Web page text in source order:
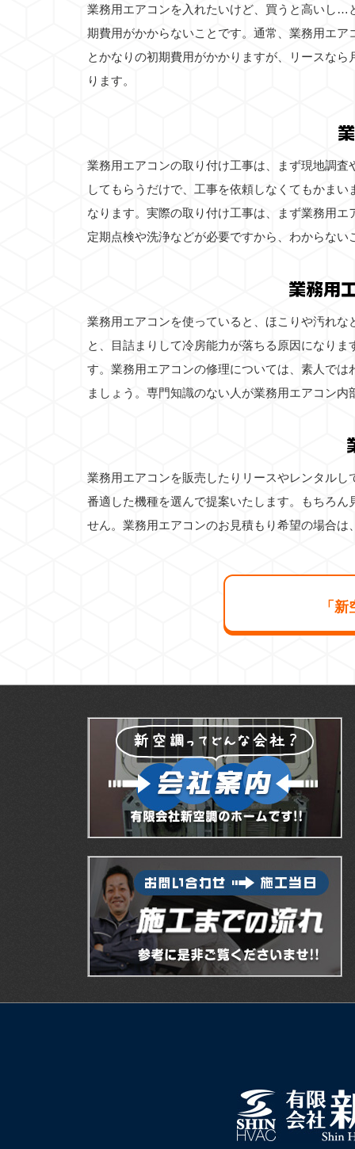
業務用エアコンを入れたいけど、買うと高いし…
期費用がかからないことです。通常、業務用エ
とかなりの初期費用がかかりますが、リースな
ります。
業務用エアコンの取り付け工事は、まず現地調
してもらうだけで、工事を依頼しなくてもかま
なります。実際の取り付け工事は、まず業務用
定期点検や洗浄などが必要ですから、わからな
業務用
業務用エアコンを使っていると、ほこりや汚れ
と、目詰まりして冷房能力が落ちる原因になり
す。業務用エアコンの修理については、素人で
ましょう。専門知識のない人が業務用エアコン
業務用エアコンを販売したりリースやレンタル
番適した機種を選んで提案いたします。もちろ
せん。業務用エアコンのお見積もり希望の場合
「